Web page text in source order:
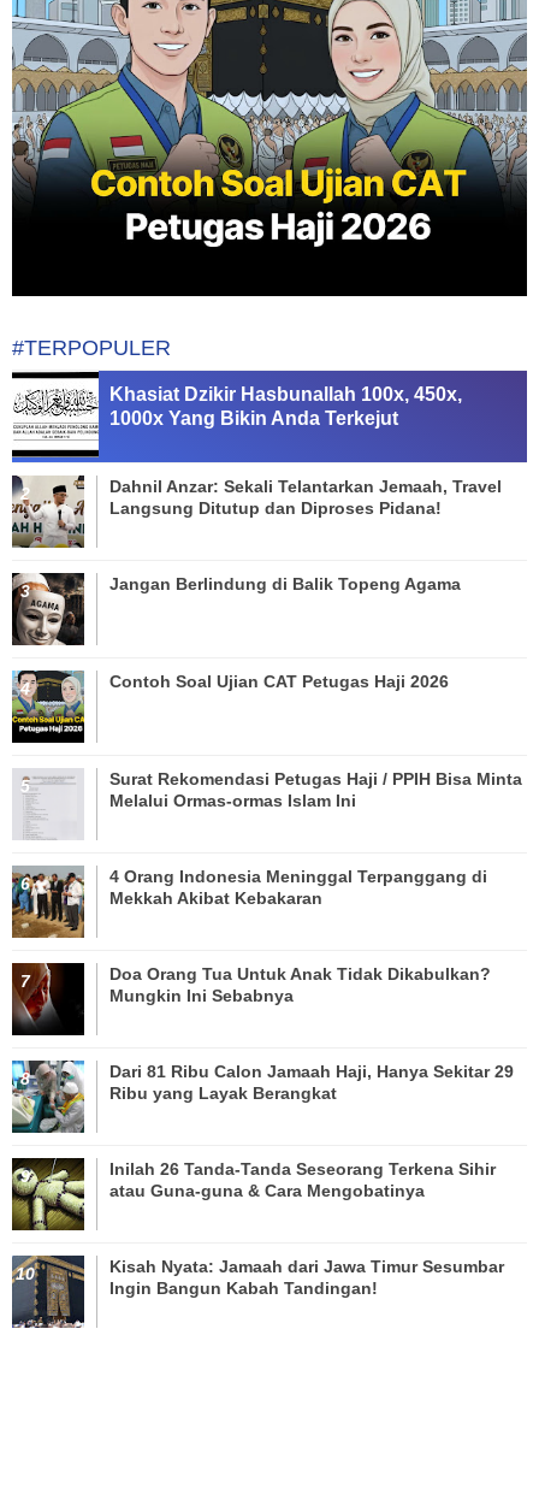
#TERPOPULER
Khasiat Dzikir Hasbunallah 100x, 450x,
1000x Yang Bikin Anda Terkejut
Dahnil Anzar: Sekali Telantarkan Jemaah, Travel
Langsung Ditutup dan Diproses Pidana!
Jangan Berlindung di Balik Topeng Agama
Contoh Soal Ujian CAT Petugas Haji 2026
Surat Rekomendasi Petugas Haji / PPIH Bisa Minta
Melalui Ormas-ormas Islam Ini
4 Orang Indonesia Meninggal Terpanggang di
Mekkah Akibat Kebakaran
Doa Orang Tua Untuk Anak Tidak Dikabulkan?
Mungkin Ini Sebabnya
Dari 81 Ribu Calon Jamaah Haji, Hanya Sekitar 29
Ribu yang Layak Berangkat
Inilah 26 Tanda-Tanda Seseorang Terkena Sihir
atau Guna-guna & Cara Mengobatinya
Kisah Nyata: Jamaah dari Jawa Timur Sesumbar
Ingin Bangun Kabah Tandingan!